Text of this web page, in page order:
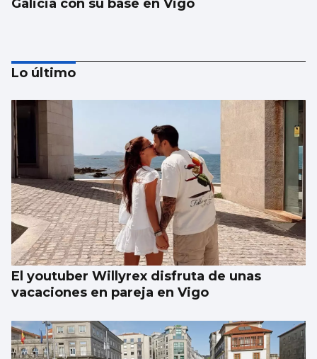
Galicia con su base en Vigo
La compraventa de viviendas vive su mejor
junio en 19 años
Lo último
El youtuber Willyrex disfruta de unas
vacaciones en pareja en Vigo